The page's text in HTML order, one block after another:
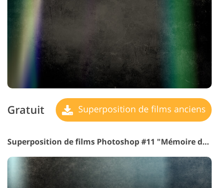
Gratuit Superposition de films anciens
Superposition de films Photoshop #11 "Mémoire de Pluie"